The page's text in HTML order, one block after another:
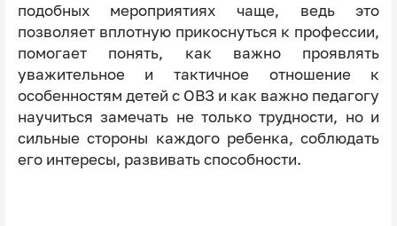
подобных мероприятиях чаще, ведь это
позволяет вплотную прикоснуться к профессии,
помогает понять, как важно проявлять
уважительное и тактичное отношение к
особенностям детей с ОВЗ и как важно педагогу
научиться замечать не только трудности, но и
сильные стороны каждого ребенка, соблюдать
его интересы, развивать способности.